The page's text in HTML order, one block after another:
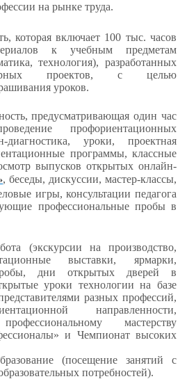
на рынке труда.
которая включает 100 тыс. часов
к учебным предметам
технология), разработанных
проектов, с целью
уроков.
предусматривающая один час
профориентационных
диагностика, уроки, проектная
программы, классные
выпусков открытых онлайн-
, беседы, дискуссии, мастер-классы,
игры, консультации педагога
профессиональные пробы в
(экскурсии на производство,
выставки, ярмарки,
дни открытых дверей в
уроки технологии на базе
разных профессий,
направленности,
мастерству
и Чемпионат высоких
(посещение занятий с
потребностей).